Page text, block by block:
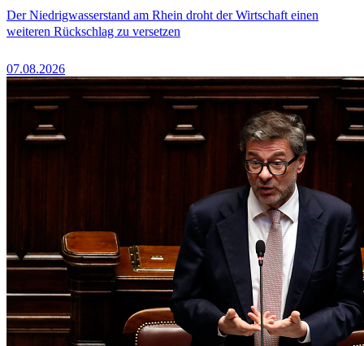
Der Niedrigwasserstand am Rhein droht der Wirtschaft einen
weiteren Rückschlag zu versetzen
07.08.2026